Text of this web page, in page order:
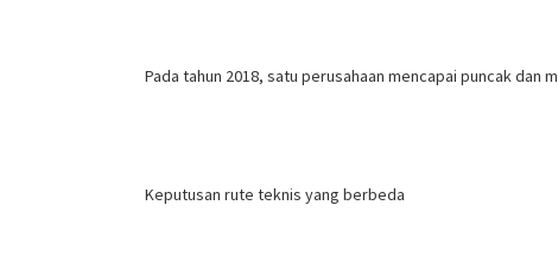
Pada tahun 2018, satu perusahaan mencapai puncak
Keputusan rute teknis yang berbeda